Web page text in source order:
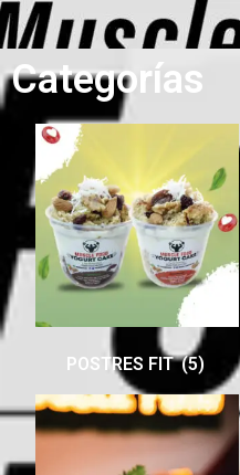
Categorías
POSTRES FIT(5)